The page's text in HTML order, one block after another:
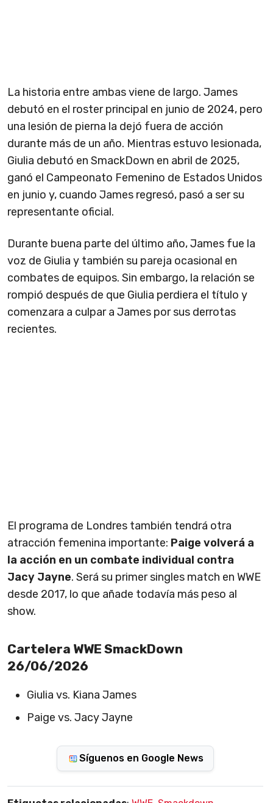
La historia entre ambas viene de largo. James
debutó en el roster principal en junio de 2024, pero
una lesión de pierna la dejó fuera de acción
durante más de un año. Mientras estuvo lesionada,
Giulia debutó en SmackDown en abril de 2025,
ganó el Campeonato Femenino de Estados Unidos
en junio y, cuando James regresó, pasó a ser su
representante oficial.
Durante buena parte del último año, James fue la
voz de Giulia y también su pareja ocasional en
combates de equipos. Sin embargo, la relación se
rompió después de que Giulia perdiera el título y
comenzara a culpar a James por sus derrotas
recientes.
El programa de Londres también tendrá otra
atracción femenina importante: Paige volverá a
la acción en un combate individual contra
Jacy Jayne. Será su primer singles match en WWE
desde 2017, lo que añade todavía más peso al
show.
Cartelera WWE SmackDown
26/06/2026
Giulia vs. Kiana James
Paige vs. Jacy Jayne
Síguenos en Google News